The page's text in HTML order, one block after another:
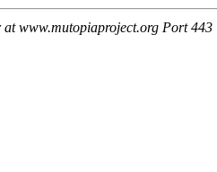
www.mutopiaproject.org Port 443